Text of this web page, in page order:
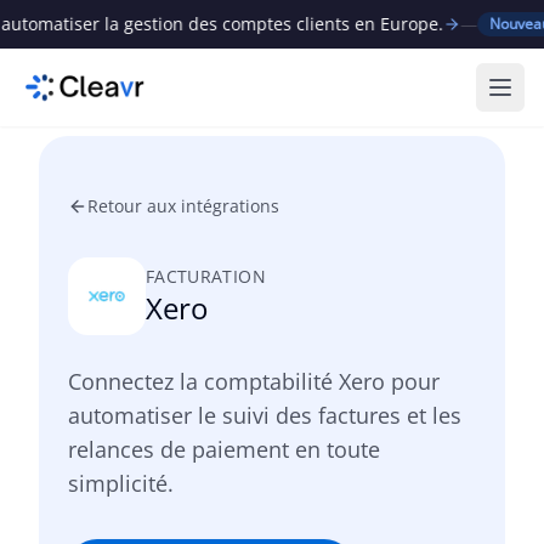
la gestion des comptes clients en Europe. — Nouveau
Retour aux intégrations
FACTURATION
Xero
Connectez la comptabilité Xero pour
automatiser le suivi des factures et les
relances de paiement en toute
simplicité.